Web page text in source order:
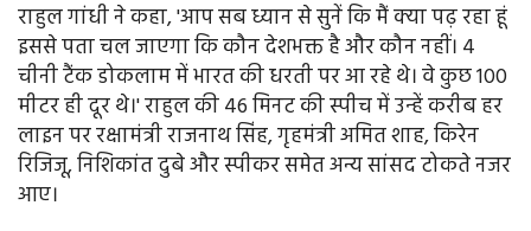
राहुल गांधी ने कहा, 'आप सब ध्यान से सुनें कि मैं क्या पढ़ रहा हूं
इससे पता चल जाएगा कि कौन देशभक्त है और कौन नहीं। 4
चीनी टैंक डोकलाम में भारत की धरती पर आ रहे थे। वे कुछ 100
मीटर ही दूर थे।' राहुल की 46 मिनट की स्पीच में उन्हें करीब हर
लाइन पर रक्षामंत्री राजनाथ सिंह, गृहमंत्री अमित शाह, किरेन
रिजिजू, निशिकांत दुबे और स्पीकर समेत अन्य सांसद टोकते नजर
आए।